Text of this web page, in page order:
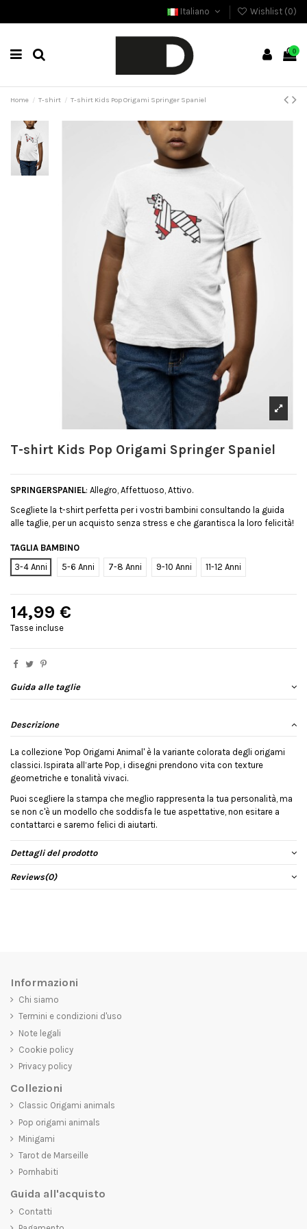
Italiano Wishlist (0)
0
Home T-shirt T-shirt Kids Pop Origami Springer Spaniel
T-shirt Kids Pop Origami Springer Spaniel
SPRINGERSPANIEL: Allegro, Affettuoso, Attivo.
Scegliete la t-shirt perfetta per i vostri bambini consultando la guida
alle taglie, per un acquisto senza stress e che garantisca la loro felicità!
TAGLIA BAMBINO
3-4 Anni
5-6 Anni 7-8 Anni 9-10 Anni 11-12 Anni
14,99 €
Tasse incluse
Guida alle taglie
Descrizione
La collezione 'Pop Origami Animal' è la variante colorata degli origami
classici. Ispirata all’arte Pop, i disegni prendono vita con texture
geometriche e tonalità vivaci.
Puoi scegliere la stampa che meglio rappresenta la tua personalità, ma
se non c'è un modello che soddisfa le tue aspettative, non esitare a
contattarci e saremo felici di aiutarti.
Dettagli del prodotto
Reviews(0)
Informazioni
Chi siamo
Termini e condizioni d'uso
Note legali
Cookie policy
Privacy policy
Collezioni
Classic Origami animals
Pop origami animals
Minigami
Tarot de Marseille
Pornhabiti
Guida all'acquisto
Contatti